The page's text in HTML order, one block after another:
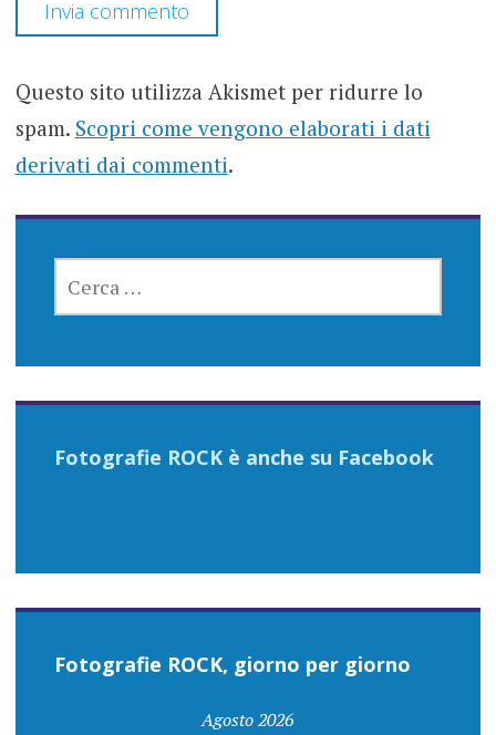
Questo sito utilizza Akismet per ridurre lo
spam. Scopri come vengono elaborati i dati
derivati dai commenti.
PER:
Fotografie ROCK è anche su Facebook
Fotografie ROCK, giorno per giorno
Agosto 2026